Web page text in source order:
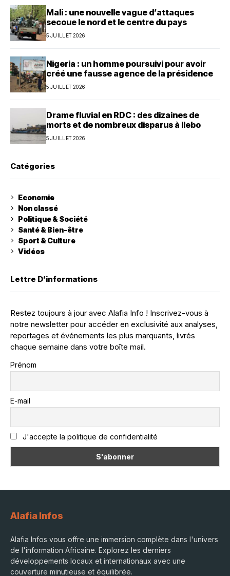
Mali : une nouvelle vague d’attaques
secoue le nord et le centre du pays
5 JUILLET 2026
Nigeria : un homme poursuivi pour avoir
créé une fausse agence de la présidence
5 JUILLET 2026
Drame fluvial en RDC : des dizaines de
morts et de nombreux disparus à Ilebo
5 JUILLET 2026
Catégories
Economie
Non classé
Politique & Société
Santé & Bien-être
Sport & Culture
Vidéos
Lettre D’informations
Restez toujours à jour avec Alafia Info ! Inscrivez-vous à
notre newsletter pour accéder en exclusivité aux analyses,
reportages et événements les plus marquants, livrés
chaque semaine dans votre boîte mail.
Prénom
E-mail
J'accepte la politique de confidentialité
Alafia Infos
Alafia Infos vous offre une immersion complète dans l'univers
de l'information Africaine. Explorez les derniers
développements locaux et internationaux avec une
couverture minutieuse et équilibrée.